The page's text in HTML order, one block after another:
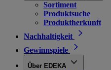
Sortiment
Produktsuche
Produktherkunft
Nachhaltigkeit
Gewinnspiele
Über EDEKA